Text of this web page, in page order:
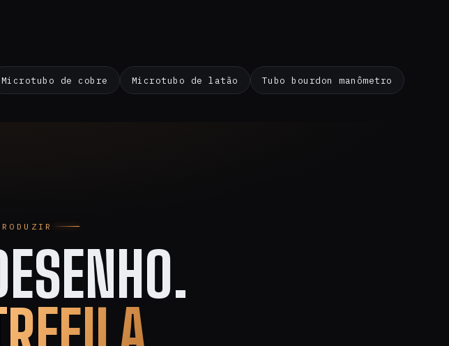
Microtubo de cobre Microtubo de latão Tubo bourdon manômetro